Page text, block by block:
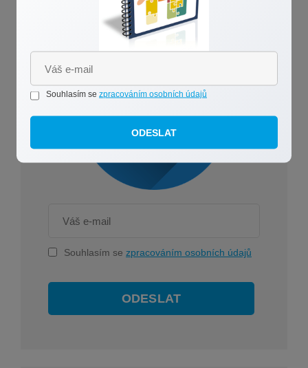
Jednou do měsíce tipy a rady e-mailem zdarma
Souhlasím se zpracováním osobních údajů
ODESLAT
Souhlasím se zpracováním osobních údajů
ODESLAT